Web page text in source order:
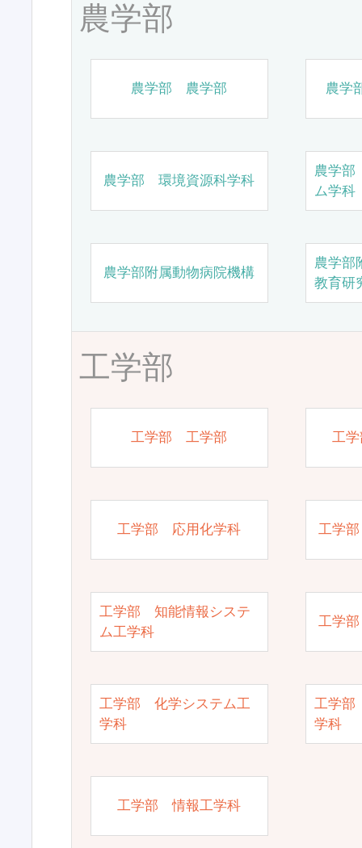
農学部
農学部 農学部 農学
農学部 環境資源科学科
農学
ム学科
農学部附属動物病院機構
農学部
教育研
工学部
工学部 工学部 工
工学部 応用化学科 工学
工学部 知能情報システ
ム工学科
工学
工学部 化学システム工
学科
工学部
学科
工学部 情報工学科